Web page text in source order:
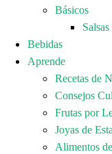
Básicos
Bebidas
Aprende
Recetas de
Consejos
Frutas por
Joyas de
Alimentos